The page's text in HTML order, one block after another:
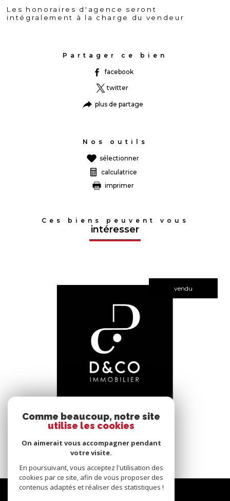
Caractéristiques Valeurs
Les honoraires d'agence seront
intégralement à la charge du vendeur
Partager ce bien
facebook
twitter
plus de partage
Nos outils
sélectionner
calculatrice
imprimer
Ces biens peuvent vous
intéresser
vendu
voir le bien
Bâgé-le-Châtel (01380)
Nous
Comme beaucoup, notre site
utilise les cookies
On aimerait vous accompagner pendant
votre visite.
En poursuivant, vous acceptez l'utilisation des
cookies par ce site, afin de vous proposer des
contenus adaptés et réaliser des statistiques !